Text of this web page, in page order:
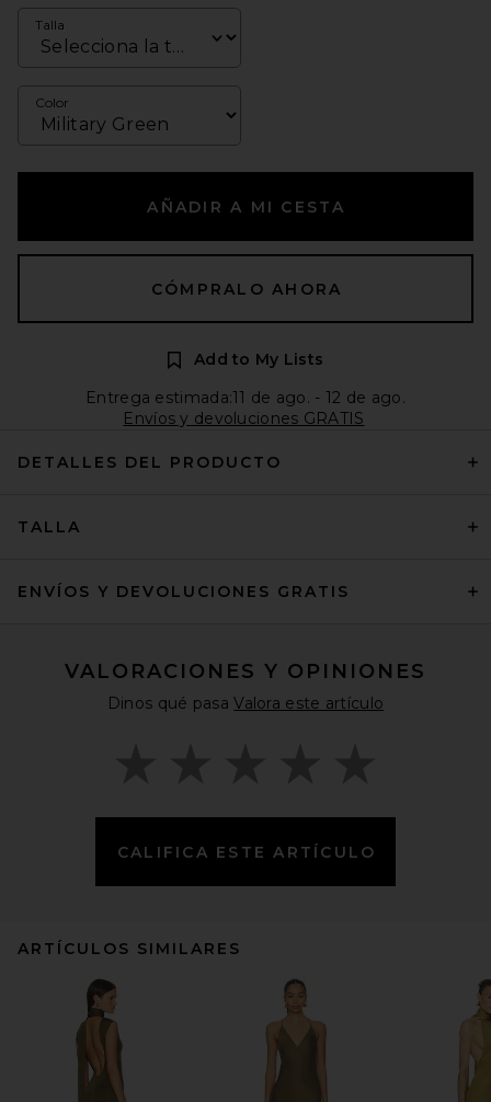
Talla
Color
AÑADIR A MI CESTA
CÓMPRALO AHORA
Add to My Lists
Entrega estimada:11 de ago. - 12 de ago.
Envíos y devoluciones GRATIS
DETALLES DEL PRODUCTO
TALLA
ENVÍOS Y DEVOLUCIONES GRATIS
VALORACIONES Y OPINIONES
Dinos qué pasaValora este artículo
CALIFICA ESTE ARTÍCULO
ARTÍCULOS SIMILARES